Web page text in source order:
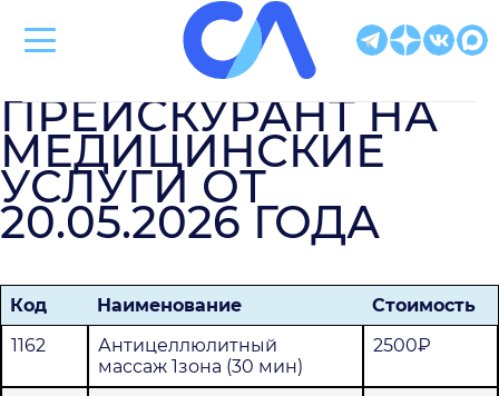
ПРЕЙСКУРАНТ НА
МЕДИЦИНСКИЕ
УСЛУГИ ОТ
20.05.2026 ГОДА
Код Наименование
Стоимость
1162
Антицеллюлитный
массаж 1зона (30 мин)
2500₽